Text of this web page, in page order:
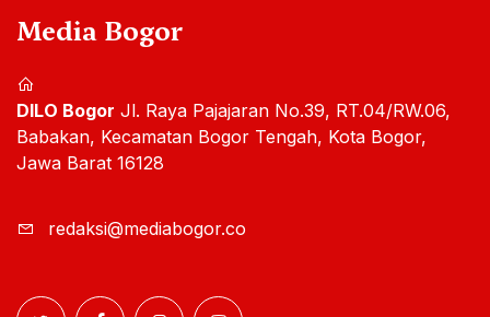
Media Bogor
DILO Bogor Jl. Raya Pajajaran No.39, RT.04/RW.06,
Babakan, Kecamatan Bogor Tengah, Kota Bogor,
Jawa Barat 16128
redaksi@mediabogor.co